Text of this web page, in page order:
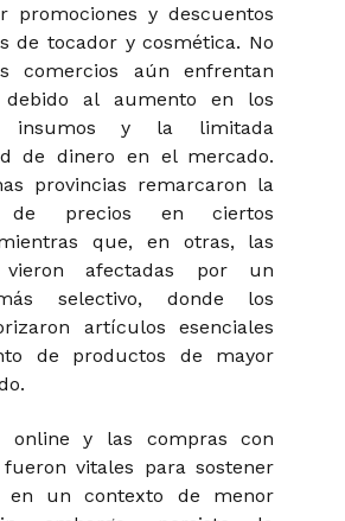
promociones y descuentos
de tocador y cosmética. No
comercios aún enfrentan
debido al aumento en los
insumos y la limitada
de dinero en el mercado.
provincias remarcaron la
de precios en ciertos
que, en otras, las
afectadas por un
selectivo, donde los
artículos esenciales
de productos de mayor
online y las compras con
vitales para sostener
en un contexto de menor